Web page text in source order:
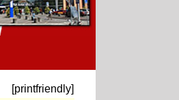
[printfriendly]